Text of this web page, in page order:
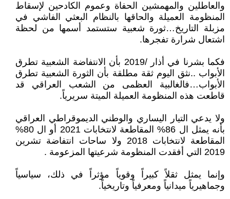
والعاطلين والمهمشين الحفاة وعموم الكادحين لإسقاط
المنظومة العميلة والحاقها بالنظام البعثي الفاشي في
مزبلة التاريخ…ثورة شعبية ستستمد أسمها من لحظة
اشتعال شرارة تفجرها.
فكما بشرنا في أذار /2019 بأن الانتفاضة الشعبية تطرق
الأبواب ..نثق اليوم ثقة مطلقة بأن الثورة الشعبية تطرق
الأبواب…فالغالبية العظمى من الشعب العراقي قد
قاطعت هذه المنظومة العميلة الميتة سريرياً.
ولا يدعي التيار اليساري والوطني الديموقراطي العراقي
بأنه يمثل ال 86% المقاطعة لانتخابات 2021 أو ال 80%
المقاطعة لانتخابات 2018 ولا ساحات انتفاضة تشرين
2019 التي أفقدت المنظومة شرعيتها المزعومة .
وإنما يمثل ثقلاً كبيراً وقوياً مؤثراً في ذلك، سياسياً
وجماهيرياً ميدانياً ومعرفياً وتاريخياً.